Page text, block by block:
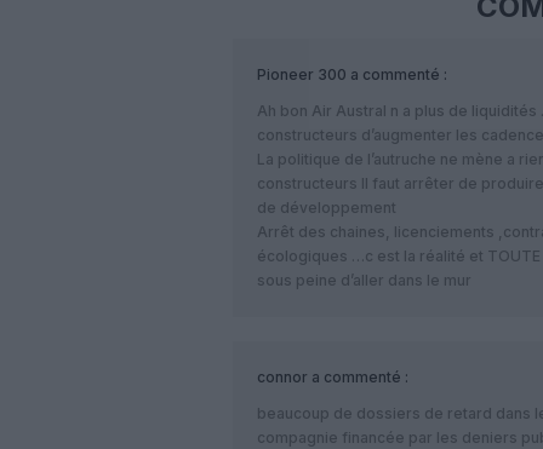
Pioneer 300 a commenté :
Ah bon Air Austral n a plus de
constructeurs d’augmenter les
La politique de l’autruche ne mène a
constructeurs Il faut arrêter de
de développement
Arrêt des chaines, licenciements
écologiques …c est la réalité et
sous peine d’aller dans le mur
connor a commenté :
beaucoup de dossiers de retard dans
compagnie financée par les deniers